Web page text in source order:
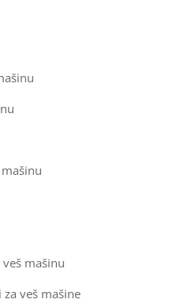
mašinu
mašinu
veš mašine